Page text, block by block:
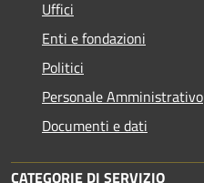
Uffici
Enti e fondazioni
Politici
Personale Amministrativo
Documenti e dati
CATEGORIE DI SERVIZIO